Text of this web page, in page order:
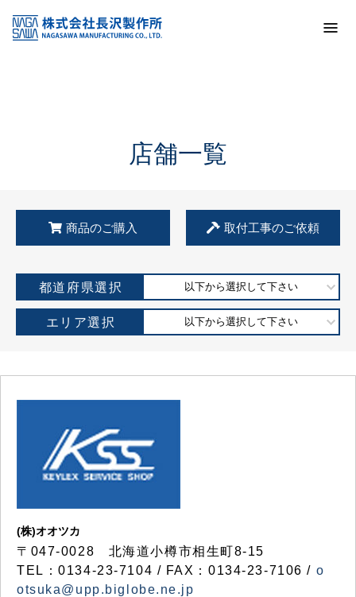
KSS加盟店・取扱店情報
店舗一覧
店舗一覧
商品のご購入 取付工事のご依頼
都道府県選択 以下から選択して下さい
エリア選択 以下から選択して下さい
(株)オオツカ
〒047-0028 北海道小樽市相生町8-15
TEL：0134-23-7104 / FAX：0134-23-7106 / o
otsuka@upp.biglobe.ne.jp